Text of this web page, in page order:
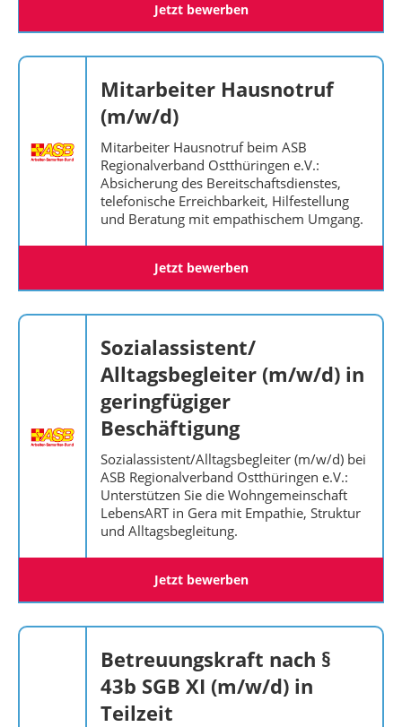
Jetzt bewerben
Mitarbeiter Hausnotruf
(m/w/d)
Mitarbeiter Hausnotruf beim ASB
Regionalverband Ostthüringen e.V.:
Absicherung des Bereitschaftsdienstes,
telefonische Erreichbarkeit, Hilfestellung
und Beratung mit empathischem Umgang.
Jetzt bewerben
Sozialassistent/
Alltagsbegleiter (m/w/d) in
geringfügiger
Beschäftigung
Sozialassistent/Alltagsbegleiter (m/w/d) bei
ASB Regionalverband Ostthüringen e.V.:
Unterstützen Sie die Wohngemeinschaft
LebensART in Gera mit Empathie, Struktur
und Alltagsbegleitung.
Jetzt bewerben
Betreuungskraft nach §
43b SGB XI (m/w/d) in
Teilzeit